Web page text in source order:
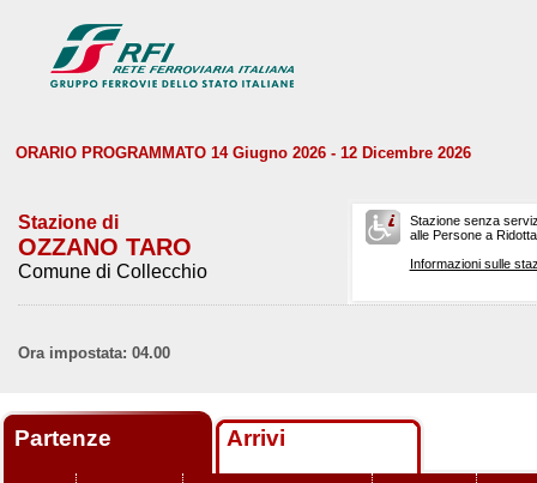
ORARIO PROGRAMMATO 14 Giugno 2026 - 12 Dicembre 2026
Stazione di
OZZANO TARO
Comune di Collecchio
Stazione senza
alle Persone a
Informazioni sulle
Ora impostata: 04.00
Partenze Arrivi